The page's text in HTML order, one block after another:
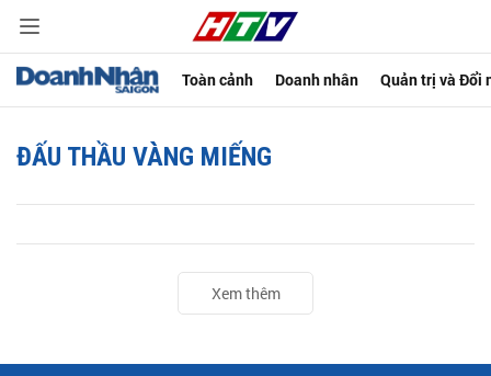
Toàn cảnh Doanh nhân Quản trị và Đổi
ĐẤU THẦU VÀNG MIẾNG
Xem thêm